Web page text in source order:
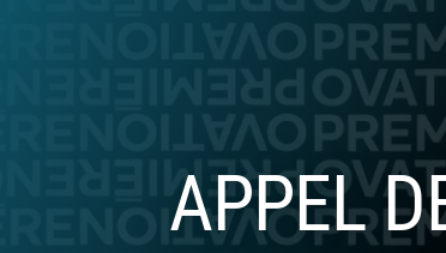
APPEL